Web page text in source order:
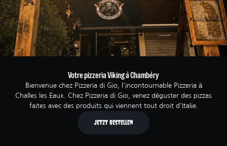
Votre pizzeria Viking à Chambéry
Bienvenue chez Pizzeria di Gio, l'incontournable Pizzeria à
Challes les Eaux. Chez Pizzeria di Gio, venez déguster des pizzas
faites avec des produits qui viennent tout droit d'Italie.
Jetzt bestellen